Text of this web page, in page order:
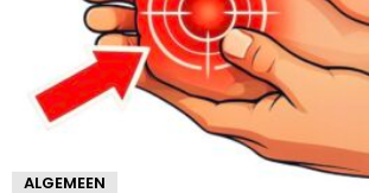
ALGEMEEN